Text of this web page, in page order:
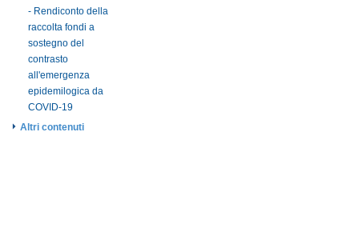
- Rendiconto della
raccolta fondi a
sostegno del
contrasto
all'emergenza
epidemilogica da
COVID-19
Altri contenuti